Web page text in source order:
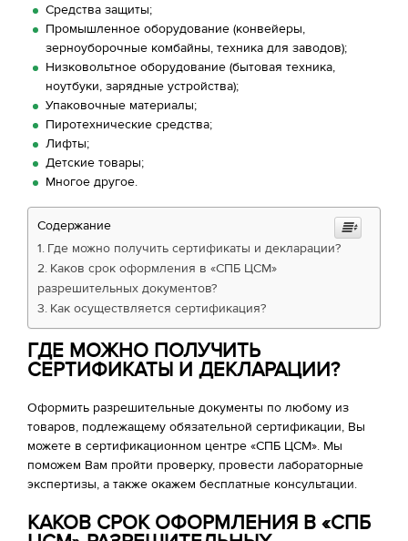
Средства защиты;
Промышленное оборудование (конвейеры,
зерноуборочные комбайны, техника для заводов);
Низковольтное оборудование (бытовая техника,
ноутбуки, зарядные устройства);
Упаковочные материалы;
Пиротехнические средства;
Лифты;
Детские товары;
Многое другое.
Содержание
Где можно получить сертификаты и декларации?
Каков срок оформления в «СПБ ЦСМ»
разрешительных документов?
Как осуществляется сертификация?
ГДЕ МОЖНО ПОЛУЧИТЬ
СЕРТИФИКАТЫ И ДЕКЛАРАЦИИ?
Оформить разрешительные документы по любому из
товаров, подлежащему обязательной сертификации, Вы
можете в сертификационном центре «СПБ ЦСМ». Мы
поможем Вам пройти проверку, провести лабораторные
экспертизы, а также окажем бесплатные консультации.
КАКОВ СРОК ОФОРМЛЕНИЯ В «СПБ